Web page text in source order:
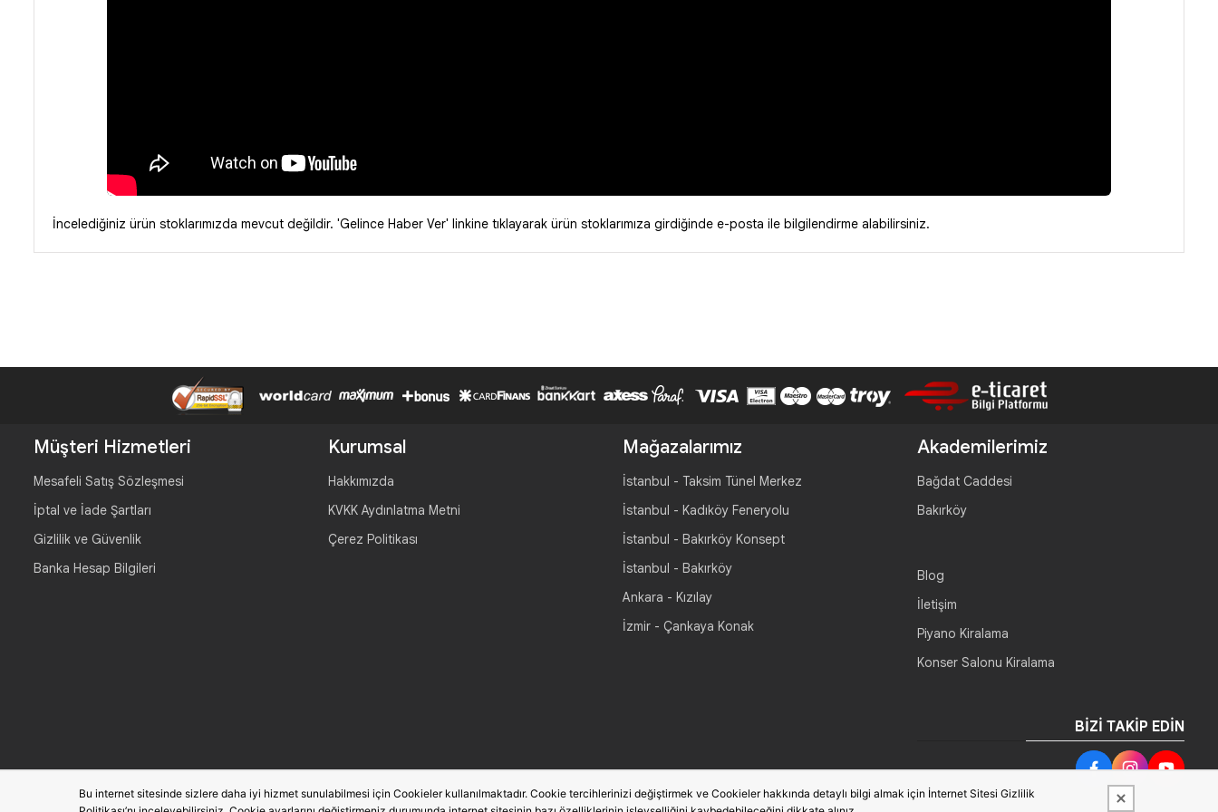
İncelediğiniz ürün stoklarımızda mevcut değildir. 'Gelince Haber Ver' linkine tıklayarak ürün stoklarımıza girdiğinde e-posta ile bilgilendirme alabilirsiniz.
Müşteri Hizmetleri
Mesafeli Satış Sözleşmesi
İptal ve İade Şartları
Gizlilik ve Güvenlik
Banka Hesap Bilgileri
Kurumsal
Hakkımızda
KVKK Aydınlatma Metni
Çerez Politikası
Mağazalarımız
İstanbul - Taksim Tünel Merkez
İstanbul - Kadıköy Feneryolu
İstanbul - Bakırköy Konsept
İstanbul - Bakırköy
Ankara - Kızılay
İzmir - Çankaya Konak
Akademilerimiz
Bağdat Caddesi
Bakırköy
Blog
İletişim
Piyano Kiralama
Konser Salonu Kiralama
BIZI TAKIP EDIN
Bu internet sitesinde sizlere daha iyi hizmet sunulabilmesi için Cookieler kullanılmaktadır. Cookie tercihlerinizi değiştirmek ve Cookieler hakkında detaylı bilgi almak için İnternet Sitesi Gizlilik